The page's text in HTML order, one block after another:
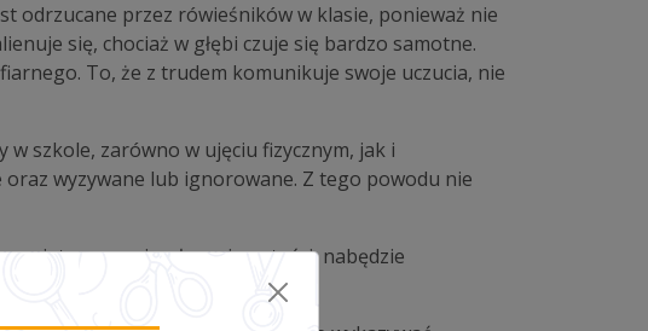
odrzucane przez rówieśników w klasie, ponieważ nie
się, chociaż w głębi czuje się bardzo samotne.
To, że z trudem komunikuje swoje uczucia, nie
w szkole, zarówno w ujęciu fizycznym, jak i
wyzywane lub ignorowane. Z tego powodu nie
poczucie własnej wartości, nabędzie
innymi.